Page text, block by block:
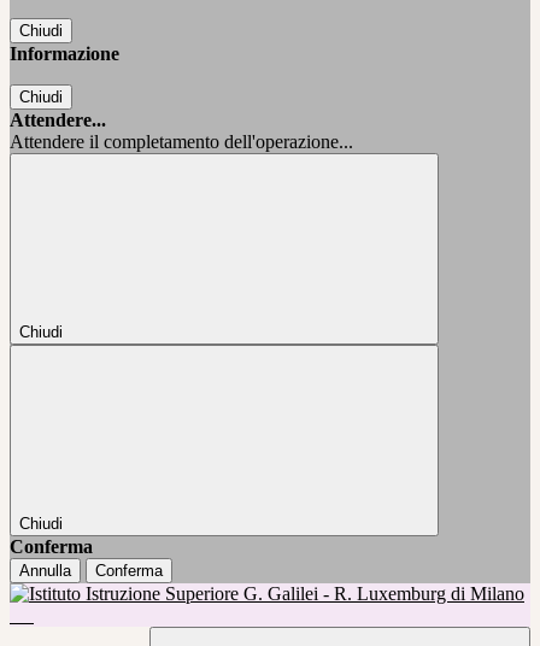
Chiudi
Informazione
Chiudi
Attendere...
Attendere il completamento dell'operazione...
Chiudi
Chiudi
Conferma
Annulla Conferma